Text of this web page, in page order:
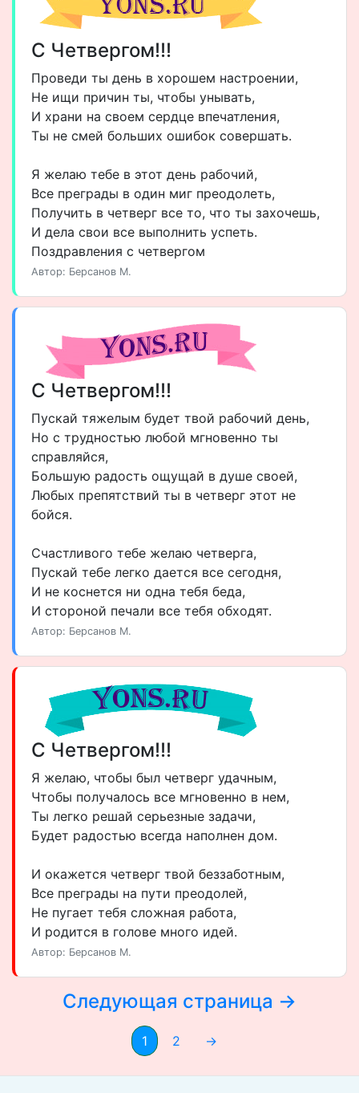
С Четвергом!!!
Проведи ты день в хорошем настроении,
Не ищи причин ты, чтобы унывать,
И храни на своем сердце впечатления,
Ты не смей больших ошибок совершать.
Я желаю тебе в этот день рабочий,
Все преграды в один миг преодолеть,
Получить в четверг все то, что ты захочешь,
И дела свои все выполнить успеть.
Поздравления с четвергом
Автор: Берсанов М.
С Четвергом!!!
Пускай тяжелым будет твой рабочий день,
Но с трудностью любой мгновенно ты
справляйся,
Большую радость ощущай в душе своей,
Любых препятствий ты в четверг этот не
бойся.
Счастливого тебе желаю четверга,
Пускай тебе легко дается все сегодня,
И не коснется ни одна тебя беда,
И стороной печали все тебя обходят.
Автор: Берсанов М.
С Четвергом!!!
Я желаю, чтобы был четверг удачным,
Чтобы получалось все мгновенно в нем,
Ты легко решай серьезные задачи,
Будет радостью всегда наполнен дом.
И окажется четверг твой беззаботным,
Все преграды на пути преодолей,
Не пугает тебя сложная работа,
И родится в голове много идей.
Автор: Берсанов М.
Следующая страница →
1 2 →